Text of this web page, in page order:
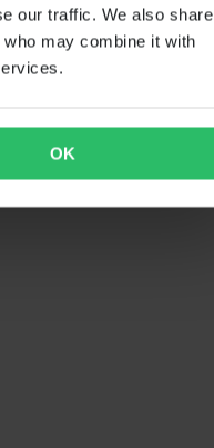
our traffic. We also share
may combine it with
OK